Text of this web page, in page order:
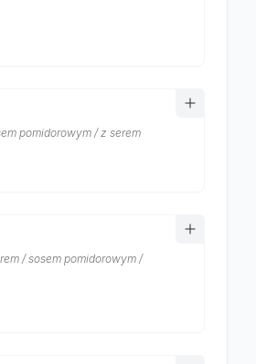
pomidorowym / z serem
/ sosem pomidorowym /